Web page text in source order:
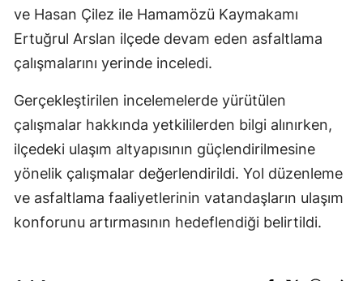
ve Hasan Çilez ile Hamamözü Kaymakamı
Ertuğrul Arslan ilçede devam eden asfaltlama
çalışmalarını yerinde inceledi.
Gerçekleştirilen incelemelerde yürütülen
çalışmalar hakkında yetkililerden bilgi alınırken,
ilçedeki ulaşım altyapısının güçlendirilmesine
yönelik çalışmalar değerlendirildi. Yol düzenleme
ve asfaltlama faaliyetlerinin vatandaşların ulaşım
konforunu artırmasının hedeflendiği belirtildi.